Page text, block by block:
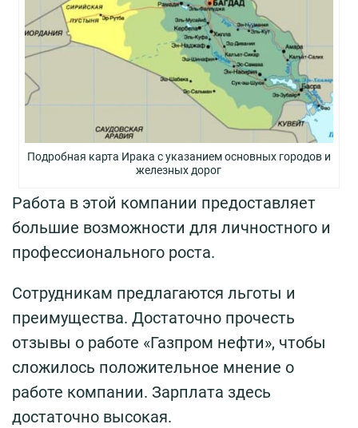
Подробная карта Ирака с указанием основных городов и
железных дорог
Работа в этой компании предоставляет
большие возможности для личностного и
профессионального роста.
Сотрудникам предлагаются льготы и
преимущества. Достаточно прочесть
отзывы о работе «Газпром нефти», чтобы
сложилось положительное мнение о
работе компании. Зарплата здесь
достаточно высокая.